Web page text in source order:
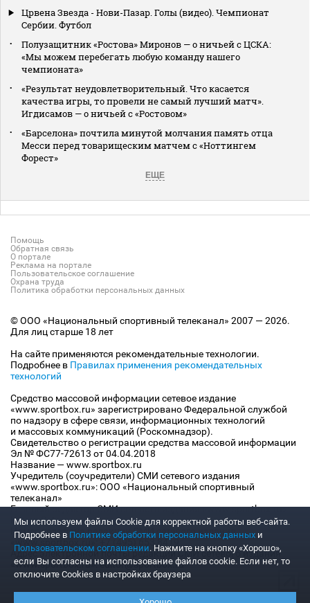
Црвена Звезда - Нови-Пазар. Голы (видео). Чемпионат
Сербии. Футбол
Полузащитник «Ростова» Миронов — о ничьей с ЦСКА:
«Мы можем перебегать любую команду нашего
чемпионата»
«Результат неудовлетворительный. Что касается
качества игры, то провели не самый лучший матч».
Игдисамов — о ничьей с «Ростовом»
«Барселона» почтила минутой молчания память отца
Месси перед товарищеским матчем с «Ноттингем
Форест»
ЕЩЕ
Помощь
Обратная связь
О портале
Реклама на портале
Пользовательское соглашение
Охрана труда
Политика обработки персональных данных
© ООО «Национальный спортивный телеканал» 2007 — 2026.
Для лиц старше 18 лет
На сайте применяются рекомендательные технологии.
Подробнее в Правилах применения рекомендательных
технологий
Средство массовой информации сетевое издание
«www.sportbox.ru» зарегистрировано Федеральной службой
по надзору в сфере связи, информационных технологий
и массовых коммуникаций (Роскомнадзор).
Свидетельство о регистрации средства массовой информации
Эл № ФС77-72613 от 04.04.2018
Название — www.sportbox.ru
Учредитель (соучредители) СМИ сетевого издания
«www.sportbox.ru»: ООО «Национальный спортивный
телеканал»
Главный редактор СМИ сетевого издания «www.sportbox.ru»:
Конов В.А.
Номер телефона редакции СМИ сетевого издания
«www.sportbox.ru»: +7 (495) 653 8419
Адрес электронной почты редакции СМИ сетевого издания
«www.sportbox.ru»: editor@sportbox.ru
Мы используем файлы Сookie для корректной работы веб-сайта.
Подробнее в Политике обработки персональных данных и
Пользовательском соглашении. Нажмите на кнопку «Хорошо»,
если Вы согласны на использование файлов cookie. Если нет, то
отключите Cookies в настройках браузера